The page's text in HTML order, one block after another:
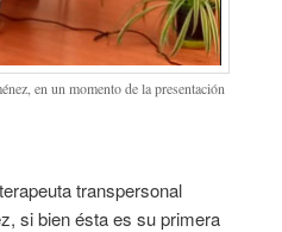
en un momento de la presentación
transpersonal
si bien ésta es su primera